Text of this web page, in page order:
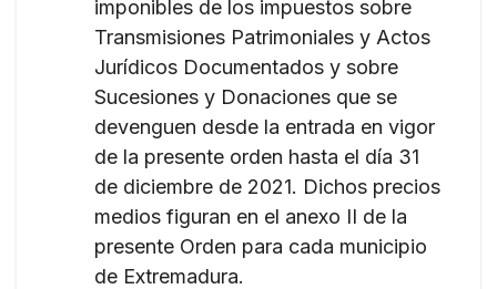
imponibles de los impuestos sobre
Transmisiones Patrimoniales y Actos
Jurídicos Documentados y sobre
Sucesiones y Donaciones que se
devenguen desde la entrada en vigor
de la presente orden hasta el día 31
de diciembre de 2021. Dichos precios
medios figuran en el anexo II de la
presente Orden para cada municipio
de Extremadura.